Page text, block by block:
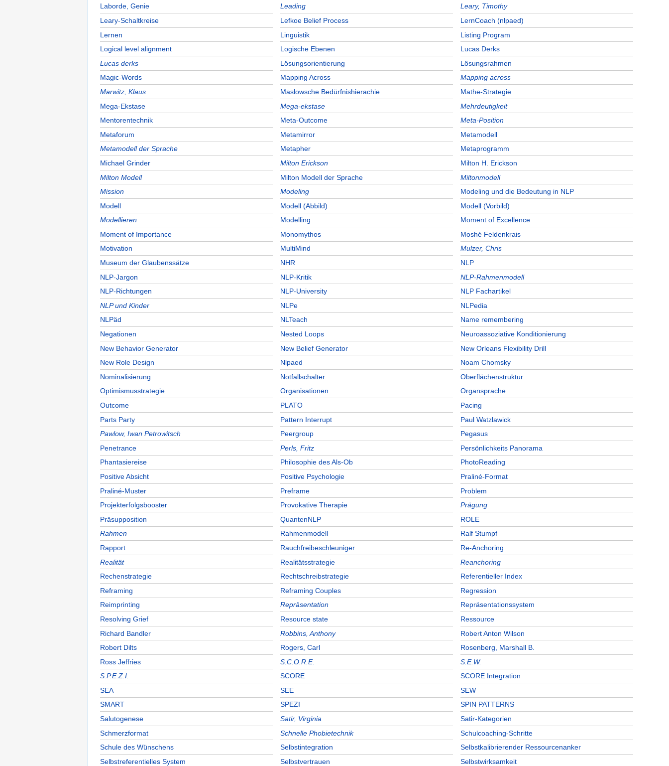
Laborde, Genie
Leading
Leary, Timothy
Leary-Schaltkreise
Lefkoe Belief Process
LernCoach (nlpaed)
Lernen
Linguistik
Listing Program
Logical level alignment
Logische Ebenen
Lucas Derks
Lucas derks
Lösungsorientierung
Lösungsrahmen
Magic-Words
Mapping Across
Mapping across
Marwitz, Klaus
Maslowsche Bedürfnishierachie
Mathe-Strategie
Mega-Ekstase
Mega-ekstase
Mehrdeutigkeit
Mentorentechnik
Meta-Outcome
Meta-Position
Metaforum
Metamirror
Metamodell
Metamodell der Sprache
Metapher
Metaprogramm
Michael Grinder
Milton Erickson
Milton H. Erickson
Milton Modell
Milton Modell der Sprache
Miltonmodell
Mission
Modeling
Modeling und die Bedeutung in NLP
Modell
Modell (Abbild)
Modell (Vorbild)
Modellieren
Modelling
Moment of Excellence
Moment of Importance
Monomythos
Moshé Feldenkrais
Motivation
MultiMind
Mulzer, Chris
Museum der Glaubenssätze
NHR
NLP
NLP-Jargon
NLP-Kritik
NLP-Rahmenmodell
NLP-Richtungen
NLP-University
NLP Fachartikel
NLP und Kinder
NLPe
NLPedia
NLPäd
NLTeach
Name remembering
Negationen
Nested Loops
Neuroassoziative Konditionierung
New Behavior Generator
New Belief Generator
New Orleans Flexibility Drill
New Role Design
Nlpaed
Noam Chomsky
Nominalisierung
Notfallschalter
Oberflächenstruktur
Optimismusstrategie
Organisationen
Organsprache
Outcome
PLATO
Pacing
Parts Party
Pattern Interrupt
Paul Watzlawick
Pawlow, Iwan Petrowitsch
Peergroup
Pegasus
Penetrance
Perls, Fritz
Persönlichkeits Panorama
Phantasiereise
Philosophie des Als-Ob
PhotoReading
Positive Absicht
Positive Psychologie
Praliné-Format
Praliné-Muster
Preframe
Problem
Projekterfolgsbooster
Provokative Therapie
Prägung
Präsupposition
QuantenNLP
ROLE
Rahmen
Rahmenmodell
Ralf Stumpf
Rapport
Rauchfreibeschleuniger
Re-Anchoring
Realität
Realitätsstrategie
Reanchoring
Rechenstrategie
Rechtschreibstrategie
Referentieller Index
Reframing
Reframing Couples
Regression
Reimprinting
Repräsentation
Repräsentationssystem
Resolving Grief
Resource state
Ressource
Richard Bandler
Robbins, Anthony
Robert Anton Wilson
Robert Dilts
Rogers, Carl
Rosenberg, Marshall B.
Ross Jeffries
S.C.O.R.E.
S.E.W.
S.P.E.Z.I.
SCORE
SCORE Integration
SEA
SEE
SEW
SMART
SPEZI
SPIN PATTERNS
Salutogenese
Satir, Virginia
Satir-Kategorien
Schmerzformat
Schnelle Phobietechnik
Schulcoaching-Schritte
Schule des Wünschens
Selbstintegration
Selbstkalibrierender Ressourcenanker
Selbstreferentielles System
Selbstvertrauen Selbstwirksamkeit